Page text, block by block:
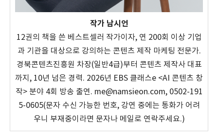
작가 남시언
12권의 책을 쓴 베스트셀러 작가이자, 연 200회 이상 기업
과 기관을 대상으로 강의하는 콘텐츠 제작 마케팅 전문가.
경북콘텐츠진흥원 차장(일반4급)부터 콘텐츠 제작사 대표
까지, 10년 넘은 경력. 2026년 EBS 클래스e <AI 콘텐츠 창
작> 분야 4회 방송 출연. me@namsieon.com, 0502-191
5-0605(문자 수신 가능한 번호, 강연 중에는 통화가 어려
우니 부재중이라면 문자나 메일로 연락주세요.)